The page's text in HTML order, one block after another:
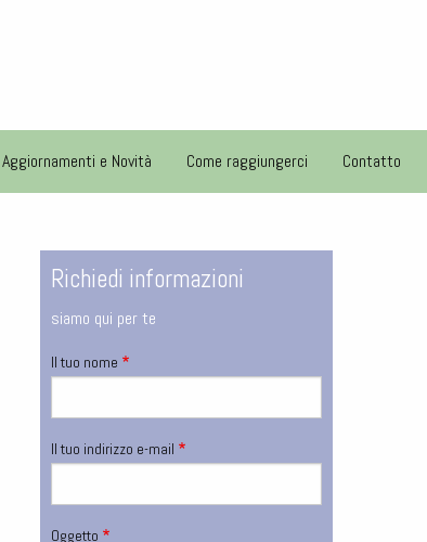
Aggiornamenti e Novità Come raggiungerci Contatto
Richiedi informazioni
siamo qui per te
Il tuo nome
Il tuo indirizzo e-mail
Oggetto